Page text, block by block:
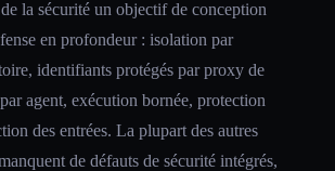
la sécurité un objectif de conception
en profondeur : isolation par
identifiants protégés par proxy de
agent, exécution bornée, protection
des entrées. La plupart des autres
de défauts de sécurité intégrés,